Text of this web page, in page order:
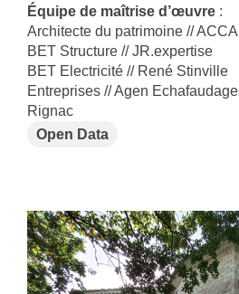
Équipe de maîtrise d’œuvre :
Architecte du patrimoine // ACCA
BET Structure // JR.expertise
BET Electricité // René Stinville
Entreprises // Agen
Rignac
Open Data